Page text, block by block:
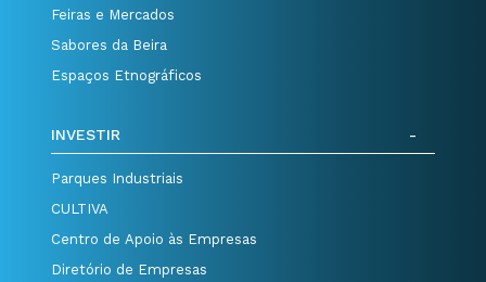
Feiras e Mercados
Sabores da Beira
Espaços Etnográficos
INVESTIR
Parques Industriais
CULTIVA
Centro de Apoio às Empresas
Diretório de Empresas